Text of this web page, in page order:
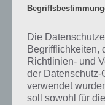
müsst ihr diesen noch
Beim ersten mal müsst
Dafür bekommt ihr im
Dorfleben Küste. Im
klickt ihr nun auf das
über dem Punkt
Die
Begrifflichkeiten,
Richtlinien- und
der Datenschutz-
verwendet
soll sowohl für